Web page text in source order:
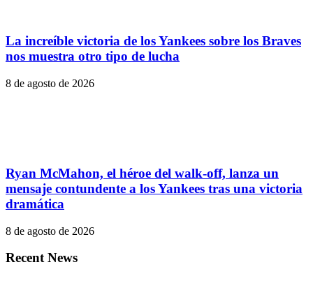
La increíble victoria de los Yankees sobre los Braves
nos muestra otro tipo de lucha
8 de agosto de 2026
Ryan McMahon, el héroe del walk-off, lanza un
mensaje contundente a los Yankees tras una victoria
dramática
8 de agosto de 2026
Recent News